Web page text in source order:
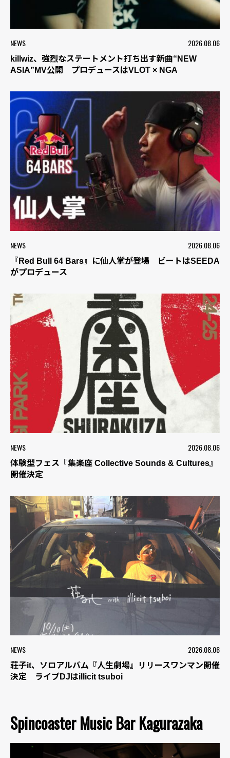
NEWS 2026.08.06
killwiz、強烈なステートメント打ち出す新曲“NEW
ASIA”MV公開 プロデュースはVLOT × NGA
NEWS 2026.08.06
『Red Bull 64 Bars』に仙人掌が登場 ビートはSEEDA
がプロデュース
NEWS 2026.08.06
体験型フェス『集楽座 Collective Sounds & Cultures』
開催決定
NEWS 2026.08.06
荘子it、ソロアルバム『人生劇場』リリースワンマン開催
決定 ライブDJはillicit tsuboi
Spincoaster Music Bar Kagurazaka